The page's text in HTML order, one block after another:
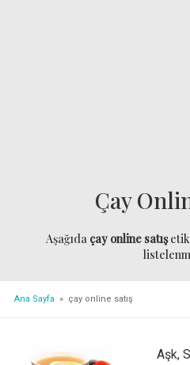
Çay
Aşağıda çay online satış
Ana Sayfa » çay online satış
Aşk,